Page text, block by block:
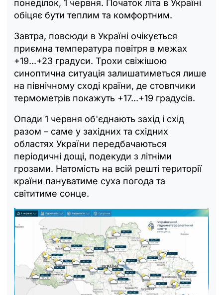
понеділок, 1 червня. Початок літа в Україні
обіцяє бути теплим та комфортним.
Завтра, повсюди в Україні очікується
приємна температура повітря в межах
+19...+23 градуси. Трохи свіжішою
синоптична ситуація залишатиметься лише
на північному сході країни, де стовпчики
термометрів покажуть +17...+19 градусів.
Опади 1 червня об'єднають захід і схід
разом – саме у західних та східних
областях України передбачаються
періодичні дощі, подекуди з літніми
грозами. Натомість на всій решті території
країни пануватиме суха погода та
світитиме сонце.